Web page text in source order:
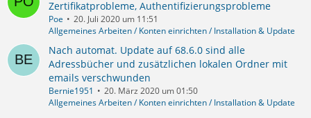
Zertifikatprobleme, Authentifizierungsprobleme
Poe
20. Juli 2020 um 11:51
Allgemeines Arbeiten / Konten einrichten / Installation & Update
Nach automat. Update auf 68.6.0 sind alle
Adressbücher und zusätzlichen lokalen Ordner mit
emails verschwunden
Bernie1951
20. März 2020 um 01:50
Allgemeines Arbeiten / Konten einrichten / Installation & Update